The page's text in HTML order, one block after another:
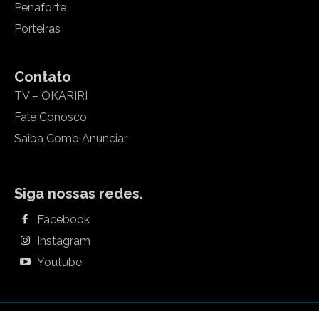
Penaforte
Porteiras
Contato
TV – OKARIRI
Fale Conosco
Saiba Como Anunciar
Siga nossas redes.
Facebook
Instagram
Youtube